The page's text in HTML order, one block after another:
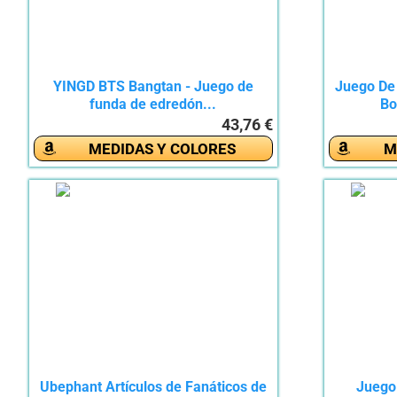
YINGD BTS Bangtan - Juego de
funda de edredón...
43,76 €
MEDIDAS Y COLORES
Juego
Ubephant Artículos de Fanáticos de